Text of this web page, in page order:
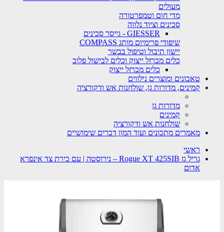
מעולים
מדי חום וטמפרטורה
סכינים וציוד נלווה
GIESSER - גייסר סכינים
שיפודי פרימיום מותג COMPASS
יישון תיבול וטיפול בבשר
כלים מברזל ייצוק וכלים לבישול פלוב
כלים מברזל ייצוק
טאבונים ומוצרים נילווים
קמינים, מדורות גן, שולחנות אש ודקורציה
מדורות גן
קמינים
שולחנות אש ודקורציה
מאמרים מתכונים ועוד המון דברים שימושיים
ראשי
גריל גז Rogue XT 425SIB – נירוסטה | עם כירת צד אינפרא
אדום